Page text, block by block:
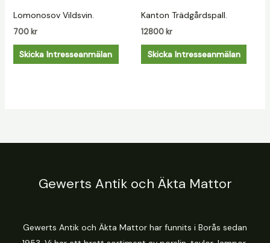
Lomonosov Vildsvin.
700 kr
Skicka Intresseanmälan
Kanton Trädgårdspall.
12800 kr
Skicka Intresseanmälan
Gewerts Antik och Äkta Mattor
Gewerts Antik och Äkta Mattor har funnits i Borås sedan